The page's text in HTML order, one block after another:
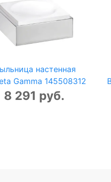
настенная
Gamma 145508312
8 291 руб.